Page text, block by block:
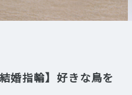
婚指輪】好きな鳥を